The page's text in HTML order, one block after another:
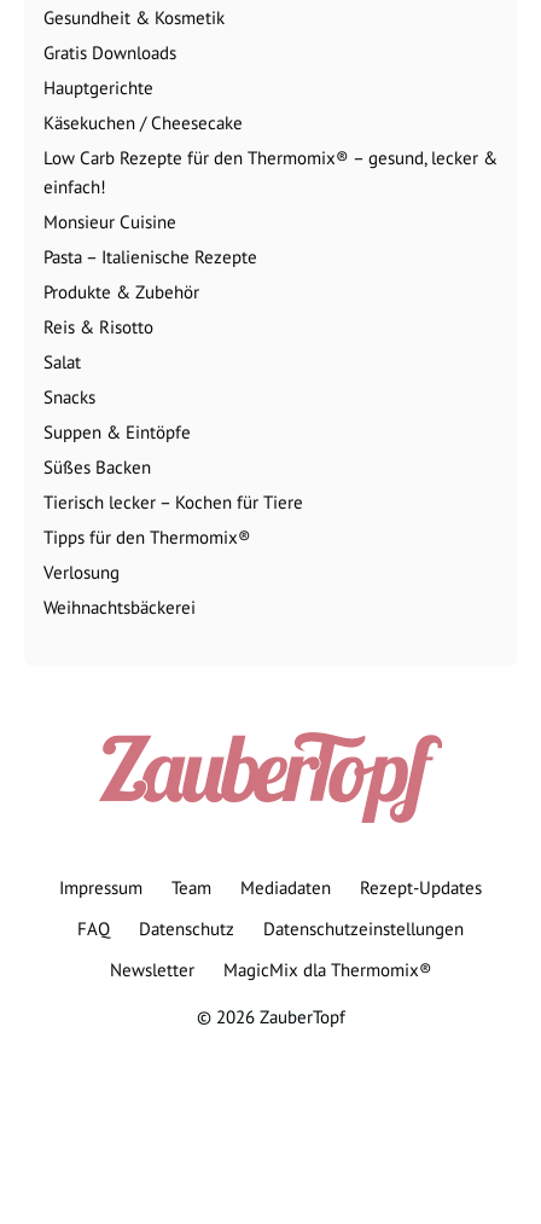
Gesundheit & Kosmetik
Gratis Downloads
Hauptgerichte
Käsekuchen / Cheesecake
Low Carb Rezepte für den Thermomix® – gesund, lecker &
einfach!
Monsieur Cuisine
Pasta – Italienische Rezepte
Produkte & Zubehör
Reis & Risotto
Salat
Snacks
Suppen & Eintöpfe
Süßes Backen
Tierisch lecker – Kochen für Tiere
Tipps für den Thermomix®
Verlosung
Weihnachtsbäckerei
Impressum Team Mediadaten
Rezept-Updates
FAQ
Datenschutz
Datenschutzeinstellungen
Newsletter
MagicMix dla Thermomix®
© 2026 ZauberTopf